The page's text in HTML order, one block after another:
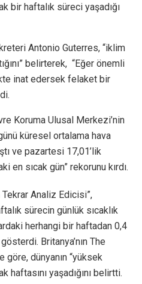
bir haftalık süreci yaşadığı
Antonio Guterres, “iklim
belirterek, “Eğer önemli
inat edersek felaket bir
Koruma Ulusal Merkezi’nin
küresel ortalama hava
ve pazartesi 17,01’lik
en sıcak gün” rekorunu kırdı.
Analiz Edicisi”,
sürecin günlük sıcaklık
herhangi bir haftadan 0,4
Britanya’nın The
göre, dünyanın “yüksek
haftasını yaşadığını belirtti.